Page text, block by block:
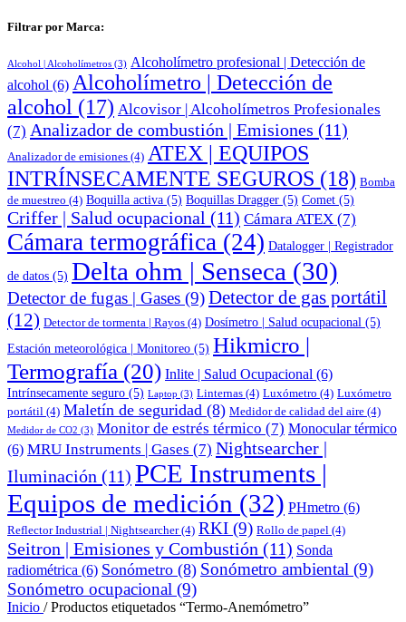
Filtrar por Marca:
Alcohol | Alcoholímetros (3) Alcoholímetro profesional | Detección de
alcohol (6) Alcoholímetro | Detección de
alcohol (17) Alcovisor | Alcoholímetros Profesionales
(7) Analizador de combustión | Emisiones (11)
Analizador de emisiones (4) ATEX | EQUIPOS
INTRÍNSECAMENTE SEGUROS (18) Bomba
de muestreo (4) Boquilla activa (5) Boquillas Dragger (5) Comet (5)
Criffer | Salud ocupacional (11) Cámara ATEX (7)
Cámara termográfica (24) Datalogger | Registrador
de datos (5) Delta ohm | Senseca (30)
Detector de fugas | Gases (9)Detector de gas portátil
(12) Detector de tormenta | Rayos (4) Dosímetro | Salud ocupacional (5)
Estación meteorológica | Monitoreo (5) Hikmicro |
Termografía (20) Inlite | Salud Ocupacional (6)
Intrínsecamente seguro (5) Laptop (3) Linternas (4) Luxómetro (4) Luxómetro
portátil (4) Maletín de seguridad (8) Medidor de calidad del aire (4)
Medidor de CO2 (3) Monitor de estrés térmico (7) Monocular térmico
(6) MRU Instruments | Gases (7) Nightsearcher |
Iluminación (11) PCE Instruments |
Equipos de medición (32) PHmetro (6)
Reflector Industrial | Nightsearcher(4) RKI (9) Rollo de papel (4)
Seitron | Emisiones y Combustión (11) Sonda
radiométrica (6) Sonómetro (8) Sonómetro ambiental (9)
Sonómetro ocupacional (9)
Inicio / Productos etiquetados “Termo-Anemómetro”